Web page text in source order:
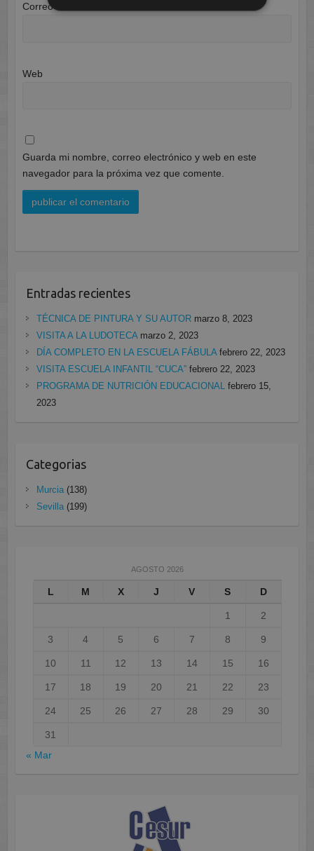
Correo electrónico
Web
Guarda mi nombre, correo electrónico y web en este
navegador para la próxima vez que comente.
Entradas recientes
TÉCNICA DE PINTURA Y SU AUTOR marzo 8, 2023
VISITA A LA LUDOTECA marzo 2, 2023
DÍA COMPLETO EN LA ESCUELA FÁBULA febrero 22, 2023
VISITA ESCUELA INFANTIL “CUCA” febrero 22, 2023
PROGRAMA DE NUTRICIÓN EDUCACIONAL febrero 15,
2023
Categorias
Murcia(138)
Sevilla(199)
AGOSTO 2026
L M X J V S D
1 2
3 4 5 6 7 8 9
10 11 12 13 14 15 16
17 18 19 20 21 22 23
24 25 26 27 28 29 30
31
« Mar